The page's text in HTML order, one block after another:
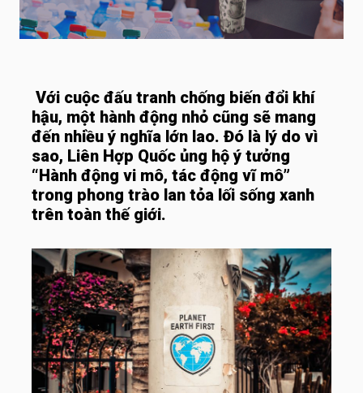
Với cuộc đấu tranh chống biến đổi khí
hậu, một hành động nhỏ cũng sẽ mang
đến nhiều ý nghĩa lớn lao. Đó là lý do vì
sao, Liên Hợp Quốc ủng hộ ý tưởng
“Hành động vi mô, tác động vĩ mô”
trong phong trào lan tỏa lối sống xanh
trên toàn thế giới.